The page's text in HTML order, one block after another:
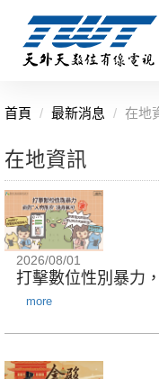
首頁 最新消息 在地
在地資訊
2026/08/01
打擊數位性別暴力
more